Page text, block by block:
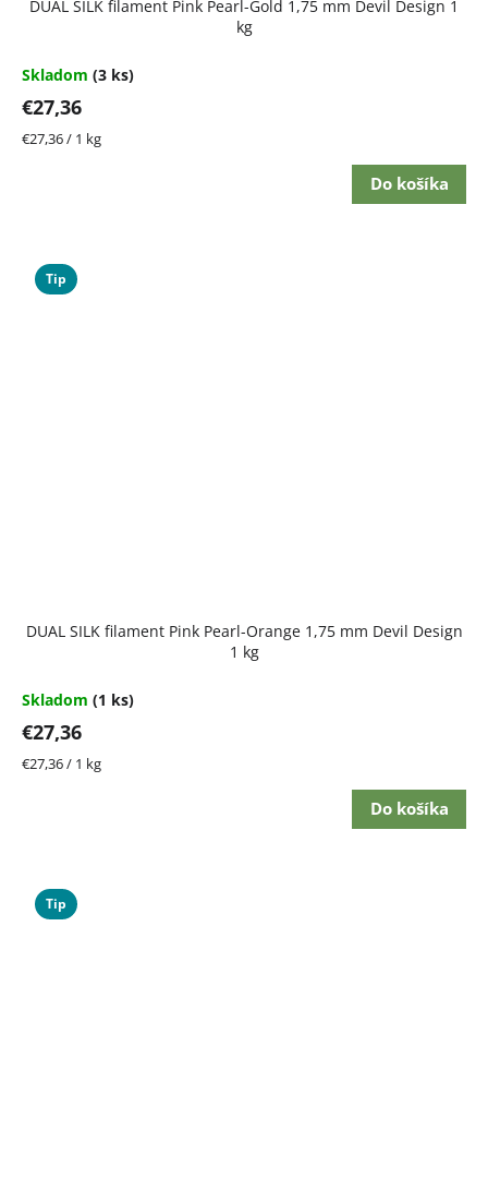
DUAL SILK filament Pink Pearl-Gold 1,75 mm Devil Design 1
kg
Skladom (3 ks)
€27,36
Jednotková
€27,36 / 1 kg
Do košíka
Tip
DUAL SILK filament Pink Pearl-Orange 1,75 mm Devil Design
1 kg
Skladom (1 ks)
€27,36
Jednotková
€27,36 / 1 kg
Do košíka
Tip